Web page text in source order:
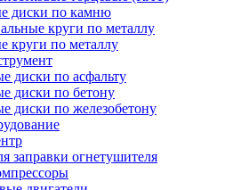
диски по камню
круги по металлу
круги по металлу
диски по асфальту
диски по бетону
диски по железобетону
заправки огнетушителя